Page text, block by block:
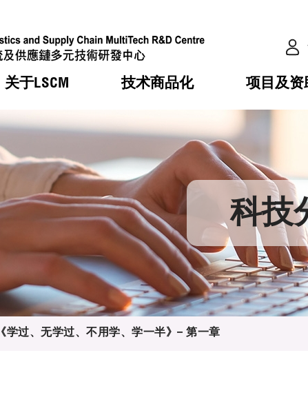
关于LSCM
愿景及使命
组织架构
组织架构
董事局
研究顾问
招标通告
供应商登记
技术商品化
可获授权之技术
应用于公共服务之创新技术
重点项目
项目及资
资助计划
资助计划
税务优惠
评审
征求研发项目计划书
项目资料库
LSCM 动向
新闻中心
媒体报导
新闻稿
资讯中心
多媒体
会员列表
会员登入 科技
《学过、无学过、不用学、学一半》– 第一章